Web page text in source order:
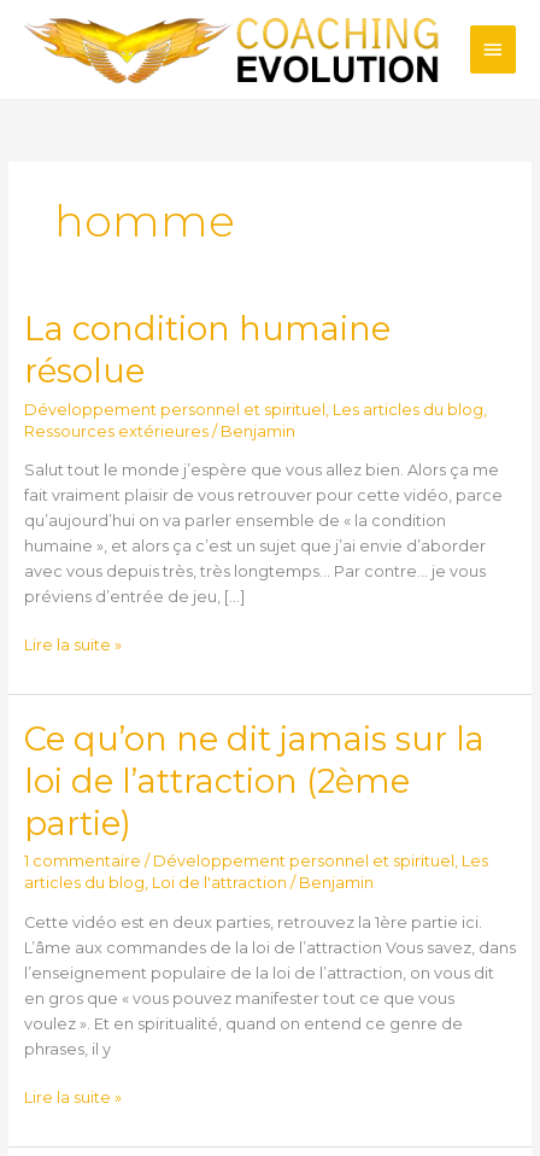
contenu
homme
La condition humaine
résolue
Développement personnel et spirituel Les articles du blog
Ressources extérieures/ Benjamin
Salut tout le monde j’espère que vous allez bien. Alors ça me
fait vraiment plaisir de vous retrouver pour cette vidéo, parce
qu’aujourd’hui on va parler ensemble de « la condition
humaine », et alors ça c’est un sujet que j’ai envie d’aborder
avec vous depuis très, très longtemps… Par contre… je vous
préviens d’entrée de jeu, […]
La
condition
humaine
Lire la suite »
Ce qu’on ne dit jamais sur la
loi de l’attraction (2ème
partie)
1 commentaire / Développement personnel et spirituel , Les
articles du blog, Loi de l'attraction / Benjamin
Cette vidéo est en deux parties, retrouvez la 1ère partie ici.
L’âme aux commandes de la loi de l’attraction Vous savez, dans
l’enseignement populaire de la loi de l’attraction, on vous dit
en gros que « vous pouvez manifester tout ce que vous
voulez ». Et en spiritualité, quand on entend ce genre de
phrases, il y
Ce
qu’on
ne
jamais
sur
la
de
l’attraction
(2ème
partie)
Lire la suite »